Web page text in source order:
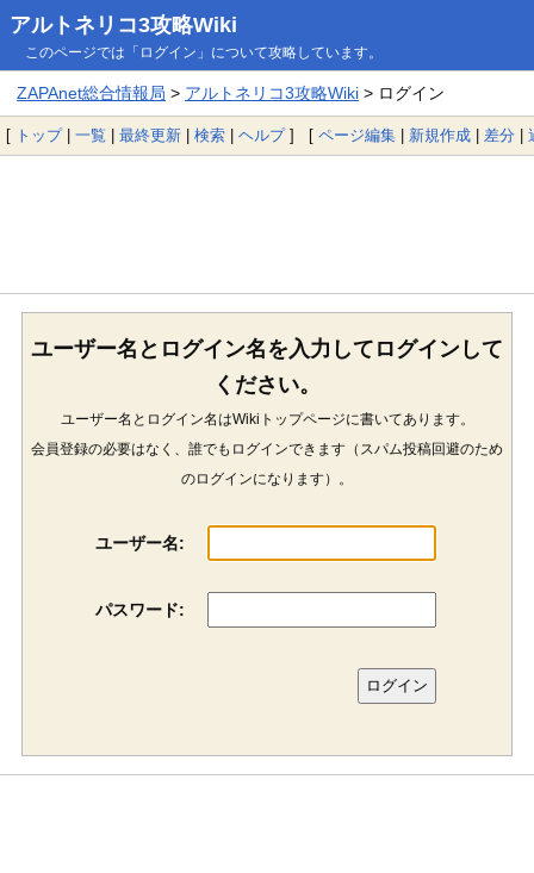
アルトネリコ3攻略Wiki
このページでは「ログイン」について攻略しています。
ZAPAnet総合情報局 > アルトネリコ3攻略Wiki> ログイン
[ トップ| 一覧 | 最終更新 | 検索 | ヘルプ] [ ページ編集 | 新規作成 | 差分 |
ユーザー名とログイン名を入力してログインして
ください。
ユーザー名とログイン名はWikiトップページに書いてあります。
会員登録の必要はなく、誰でもログインできます（スパム投稿回避のため
のログインになります）。
ユーザー名:
パスワード: